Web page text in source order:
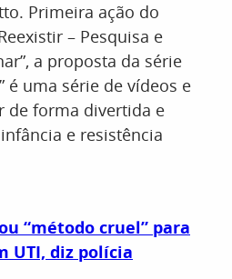
Primeira ação do
– Pesquisa e
a proposta da série
é uma série de vídeos e
de forma divertida e
e resistência
“método cruel” para
UTI, diz polícia